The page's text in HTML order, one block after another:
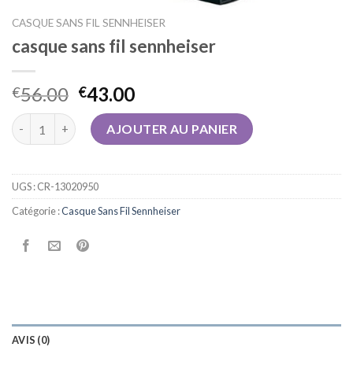
CASQUE SANS FIL SENNHEISER
casque sans fil sennheiser
€56.00 €43.00
quantité de casque sans fil sennheiser
AJOUTER AU PANIER
UGS :CR-13020950
Catégorie :Casque Sans Fil Sennheiser
AVIS (0)